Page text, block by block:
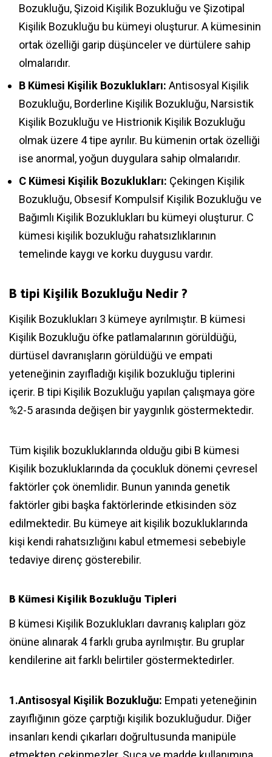
Bozukluğu, Şizoid Kişilik Bozukluğu ve Şizotipal
Kişilik Bozukluğu bu kümeyi oluşturur. A kümesinin
ortak özelliği garip düşünceler ve dürtülere sahip
olmalarıdır.
B Kümesi Kişilik Bozuklukları: Antisosyal Kişilik
Bozukluğu, Borderline Kişilik Bozukluğu, Narsistik
Kişilik Bozukluğu ve Histrionik Kişilik Bozukluğu
olmak üzere 4 tipe ayrılır. Bu kümenin ortak özelliği
ise anormal, yoğun duygulara sahip olmalarıdır.
C Kümesi Kişilik Bozuklukları: Çekingen Kişilik
Bozukluğu, Obsesif Kompulsif Kişilik Bozukluğu ve
Bağımlı Kişilik Bozuklukları bu kümeyi oluşturur. C
kümesi kişilik bozukluğu rahatsızlıklarının
temelinde kaygı ve korku duygusu vardır.
B tipi Kişilik Bozukluğu Nedir ?
Kişilik Bozuklukları 3 kümeye ayrılmıştır. B kümesi
Kişilik Bozukluğu öfke patlamalarının görüldüğü,
dürtüsel davranışların görüldüğü ve empati
yeteneğinin zayıfladığı kişilik bozukluğu tiplerini
içerir. B tipi Kişilik Bozukluğu yapılan çalışmaya göre
%2-5 arasında değişen bir yaygınlık göstermektedir.
Tüm kişilik bozukluklarında olduğu gibi B kümesi
Kişilik bozukluklarında da çocukluk dönemi çevresel
faktörler çok önemlidir. Bunun yanında genetik
faktörler gibi başka faktörlerinde etkisinden söz
edilmektedir. Bu kümeye ait kişilik bozukluklarında
kişi kendi rahatsızlığını kabul etmemesi sebebiyle
tedaviye direnç gösterebilir.
B Kümesi Kişilik Bozukluğu Tipleri
B kümesi Kişilik Bozuklukları davranış kalıpları göz
önüne alınarak 4 farklı gruba ayrılmıştır. Bu gruplar
kendilerine ait farklı belirtiler göstermektedirler.
1.Antisosyal Kişilik Bozukluğu: Empati yeteneğinin
zayıflığının göze çarptığı kişilik bozukluğudur. Diğer
insanları kendi çıkarları doğrultusunda manipüle